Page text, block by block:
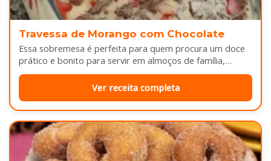
Travessa de Morango com Chocolate
Essa sobremesa é perfeita para quem procura um doce
prático e bonito para servir em almoços de família,
aniversários ou…
Ver receita completa